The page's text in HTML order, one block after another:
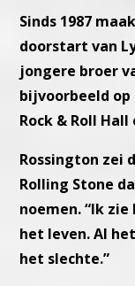
Sinds 1987
doorstart van
jongere broer
bijvoorbeeld
Rock & Roll
Rossington zei
Rolling Stone
noemen. “Ik
het leven. Al
het slechte.”